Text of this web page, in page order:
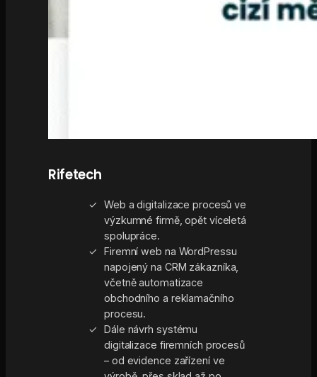
Rifetech
Web a digitalizace procesů ve
výzkumné firmě, opět víceletá
spolupráce.
Firemní web na WordPressu
napojený na CRM zákazníka,
včetně automatizace
obchodního a reklamačního
procesu.
Dále návrh systému
digitalizace firemních procesů
– od evidence zařízení ve